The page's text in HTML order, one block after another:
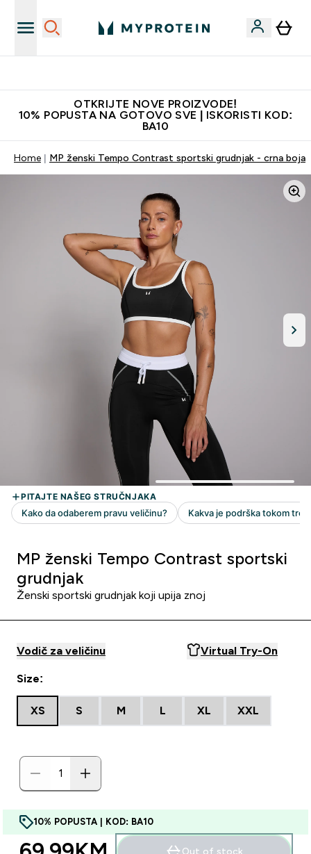
OTKRIJTE NOVE PROIZVODE!
10% POPUSTA NA GOTOVO SVE | ISKORISTI KOD:
BA10
Home MP ženski Tempo Contrast sportski grudnjak - crna boja
MP ženski Tempo Contrast sportski
grudnjak
Ženski sportski grudnjak koji upija znoj
Vodič za veličinu Virtual Try-On
Size:
XS S M L XL XXL
10% POPUSTA | KOD: BA10
Out of stock